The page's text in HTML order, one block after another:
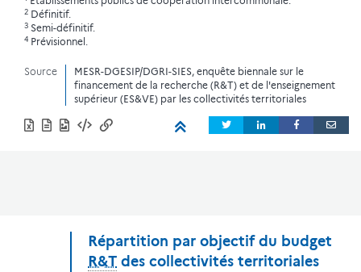
2 Définitif.
3 Semi-définitif.
4 Prévisionnel.
Source
MESR-DGESIP/DGRI-SIES, enquête biennale sur le
financement de la recherche (R&T) et de l'enseignement
supérieur (ES&VE) par les collectivités territoriales
Répartition par objectif du budget
R&T des collectivités territoriales